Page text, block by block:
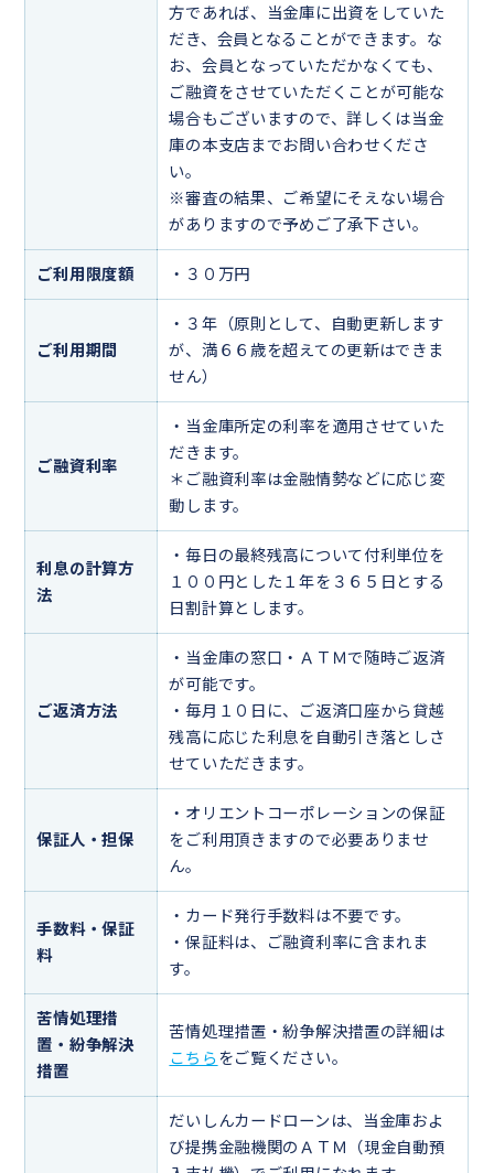
方であれば、当金庫に出資をしていた
だき、会員となることができます。な
お、会員となっていただかなくても、
ご融資をさせていただくことが可能な
場合もございますので、詳しくは当金
庫の本支店までお問い合わせくださ
い。
※審査の結果、ご希望にそえない場合
がありますので予めご了承下さい。
ご利用限度額 ・３０万円
ご利用期間
・３年（原則として、自動更新します
が、満６６歳を超えての更新はできま
せん）
ご融資利率
・当金庫所定の利率を適用させていた
だきます。
＊ご融資利率は金融情勢などに応じ変
動します。
利息の計算方
法
・毎日の最終残高について付利単位を
１００円とした１年を３６５日とする
日割計算とします。
ご返済方法
・当金庫の窓口・ＡＴＭで随時ご返済
が可能です。
・毎月１０日に、ご返済口座から貸越
残高に応じた利息を自動引き落としさ
せていただきます。
保証人・担保
・オリエントコーポレーションの保証
をご利用頂きますので必要ありませ
ん。
手数料・保証
料
・カード発行手数料は不要です。
・保証料は、ご融資利率に含まれま
す。
苦情処理措
置・紛争解決
措置
苦情処理措置・紛争解決措置の詳細は
こちら をご覧ください。
だいしんカードローンは、当金庫およ
び提携金融機関のＡＴＭ（現金自動預